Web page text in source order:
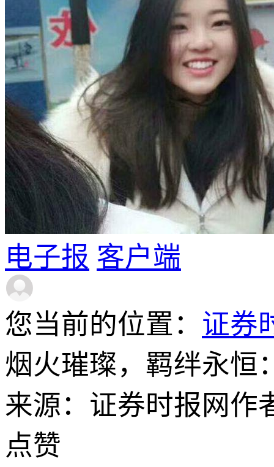
电子报 客户端
您当前的位置： 证券
烟火璀璨，羁绊永恒
来源：证券时报网作
点赞